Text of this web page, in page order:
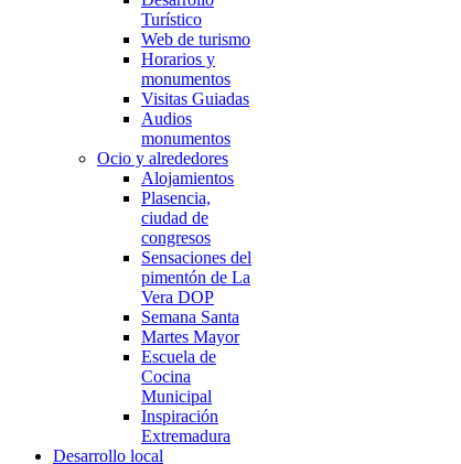
Turístico
Web de turismo
Horarios y
monumentos
Visitas Guiadas
Audios
monumentos
Ocio y alrededores
Alojamientos
Plasencia,
ciudad de
congresos
Sensaciones del
pimentón de La
Vera DOP
Semana Santa
Martes Mayor
Escuela de
Cocina
Municipal
Inspiración
Extremadura
Desarrollo local